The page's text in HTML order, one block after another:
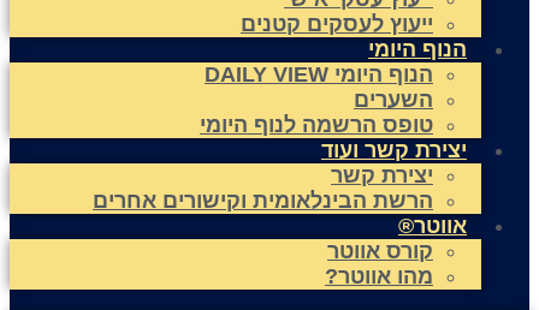
ייעוץ לעסקים קטנים
הנוף היומי
הנוף היומי DAILY VIEW
השערים
טופס הרשמה לנוף היומי
יצירת קשר ועוד
יצירת קשר
הרשת הבינלאומית וקישורים אחרים
אווטר®
קורס אווטר
מהו אווטר?